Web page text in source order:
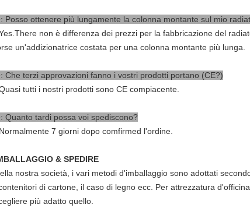
Posso ottenere più lungamente la colonna montante sul mio
non è differenza dei prezzi per la fabbricazione del
un'addizionatrice costata per una colonna montante più lunga.
Che terzi approvazioni fanno i vostri prodotti portano (CE?)
tutti i nostri prodotti sono CE compiacente.
Quanto tardi possa voi spediscono?
7 giorni dopo comfirmed l'ordine.
& SPEDIRE
nostra società, i vari metodi d'imballaggio sono adottati
di cartone, il caso di legno ecc. Per attrezzatura
più adatto quello.